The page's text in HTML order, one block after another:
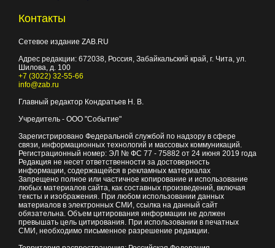
Контакты
Сетевое издание ZAB.RU
Адрес редакции: 672038 , Россия, Забайкальский край, г. Чита ул.
Шилова, д. 100
+7 (3022) 32-55-66
info@zab.ru
Главный редактор Кондратьев Н. В.
Учредитель - ООО "Событие"
Зарегистрировано Федеральной службой по надзору в сфере
связи, информационных технологий и массовых коммуникаций.
Регистрационный номер: ЭЛ № ФС 77 - 75882 от 24 июня 2019 года
Редакция не несет ответственности за достоверность
информации, содержащейся в рекламных материалах
Запрещено полное или частичное копирование и использование
любых материалов сайта, как составных произведений, включая
тексты и изображения. При любом использовании данных
материалов в электронных СМИ, ссылка на данный сайт
обязательна. Объем цитирования информации не должен
превышать цель цитирования. При использовании в печатных
СМИ, необходимо письменное разрешение редакции.